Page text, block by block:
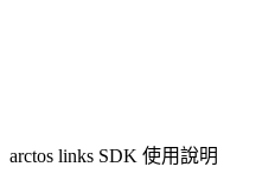
arctos links SDK 使用說明